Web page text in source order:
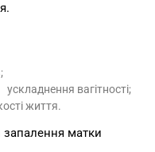
ускладнення вагітності;
життя.
матки